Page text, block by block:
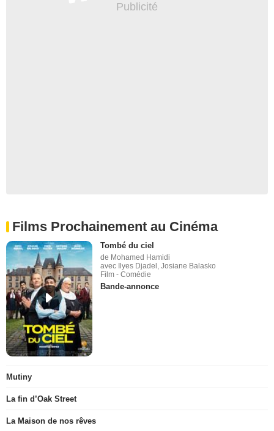
Films Prochainement au Cinéma
Tombé du ciel
de Mohamed Hamidi
avec Ilyes Djadel, Josiane Balasko
Film - Comédie
Bande-annonce
Mutiny
La fin d’Oak Street
La Maison de nos rêves